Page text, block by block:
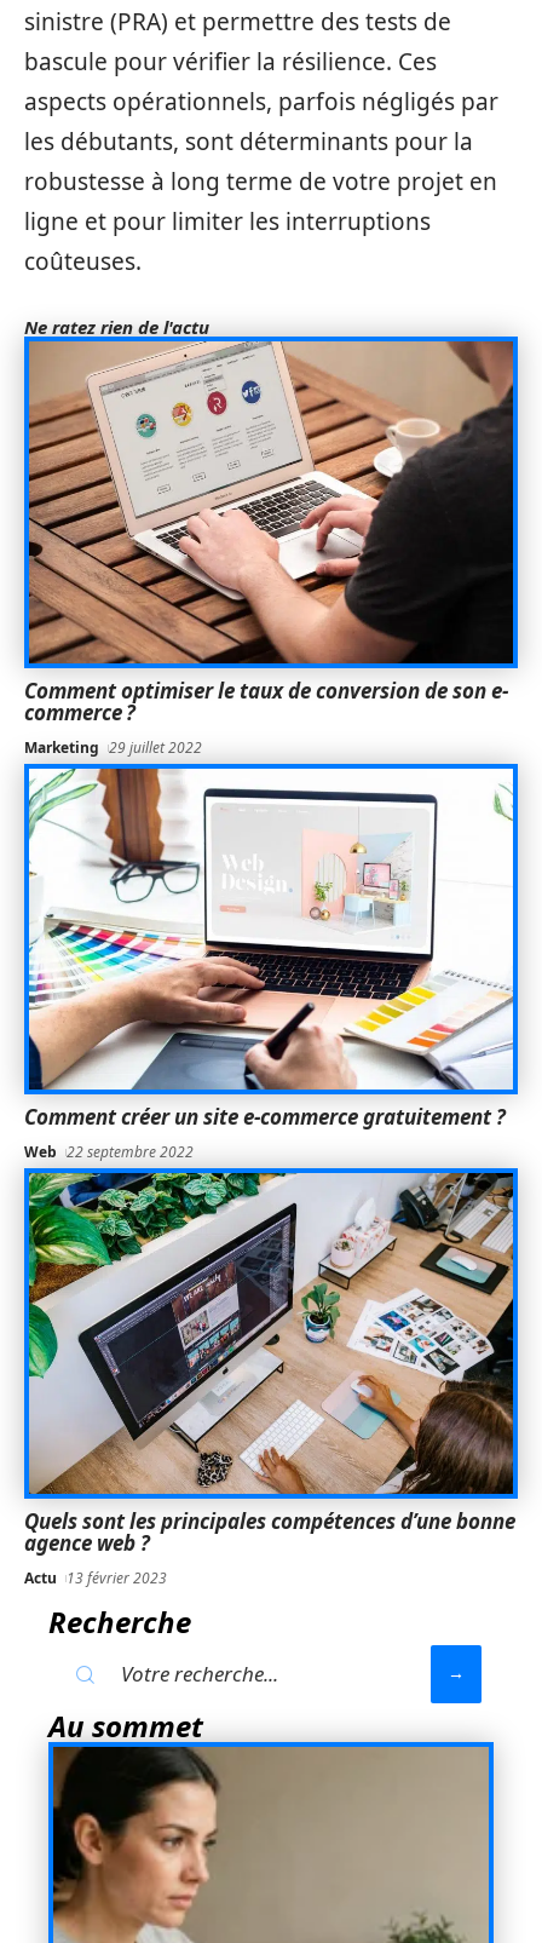
sinistre (PRA) et permettre des tests de
bascule pour vérifier la résilience. Ces
aspects opérationnels, parfois négligés par
les débutants, sont déterminants pour la
robustesse à long terme de votre projet en
ligne et pour limiter les interruptions
coûteuses.
Ne ratez rien de l'actu
Comment optimiser le taux de conversion de son e-
commerce ?
Marketing 29 juillet 2022
Comment créer un site e-commerce gratuitement ?
Web 22 septembre 2022
Quels sont les principales compétences d’une bonne
agence web ?
Actu 13 février 2023
Recherche
Au sommet